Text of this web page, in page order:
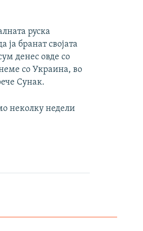
руска
ја бранат својата
денес овде со
со Украина, во
Сунак.
неколку недели